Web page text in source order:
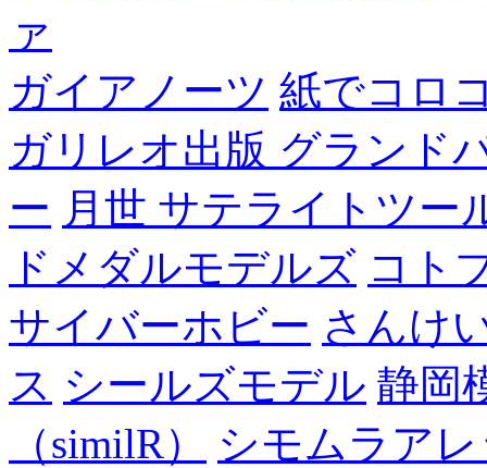
ァ
ガイアノーツ 紙でコロ
ガリレオ出版 グランド
ー 月世 サテライトツー
ドメダルモデルズ コト
サイバーホビー さんけ
ス シールズモデル 静岡
（similR）
シモムラア